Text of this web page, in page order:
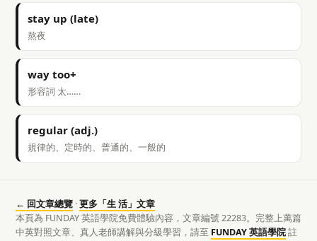
stay up (late)
熬夜
way too+
形容詞 太……
regular (adj.)
規律的、定時的、普通的、一般的
← 回文章總覽 ·更多「生 活」文章
本頁為 FUNDAY 英語學院免費體驗內容，文章編號 22283。完整上萬篇
中英對照文章、真人老師講解與分級學習，請至 FUNDAY 英語學院註